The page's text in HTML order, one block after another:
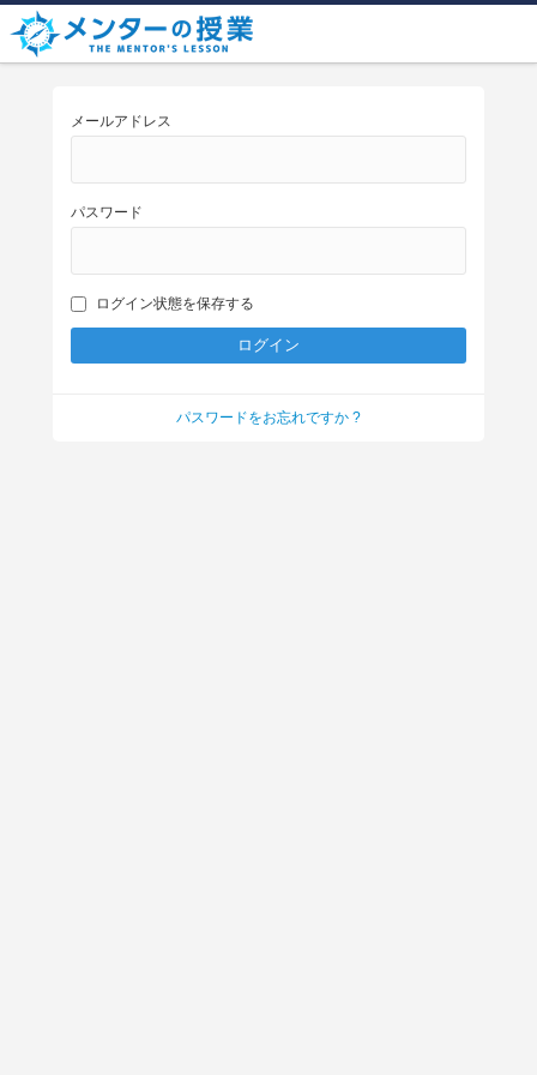
メールアドレス
パスワード
ログイン状態を保存する
パスワードをお忘れですか ?